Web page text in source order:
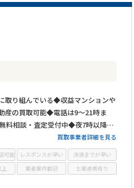
取り組んでいる◆収益マンションや
産の買取可能◆電話は9～21時ま
料相談・査定受付中◆夜7時以降も
買取事業者詳細を見る
可能 レスポンスが早い
決済までが早い
業者案件歓迎 士業連携有り